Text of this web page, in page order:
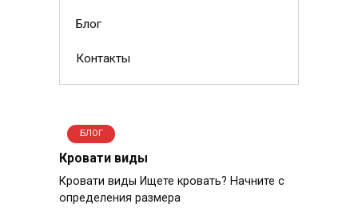
Блог
Контакты
БЛОГ
Кровати виды
Кровати виды Ищете кровать? Начните с
определения размера